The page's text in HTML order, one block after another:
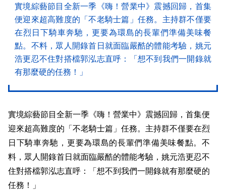
實境綜藝節目全新一季《嗨！營業中》震撼回歸，首集
便迎來超高難度的「不老騎士篇」任務。主持群不僅要
在烈日下騎車奔馳，更要為環島的長輩們準備美味餐
點。不料，眾人開錄首日就面臨嚴酷的體能考驗，姚元
浩更忍不住對搭檔郭泓志直呼：「想不到我們一開錄就
有那麼硬的任務！」
實境綜藝節目全新一季《嗨！營業中》震撼回歸，首集便
迎來超高難度的「不老騎士篇」任務。主持群不僅要在烈
日下騎車奔馳，更要為環島的長輩們準備美味餐點。不
料，眾人開錄首日就面臨嚴酷的體能考驗，姚元浩更忍不
住對搭檔郭泓志直呼：「想不到我們一開錄就有那麼硬的
任務！」